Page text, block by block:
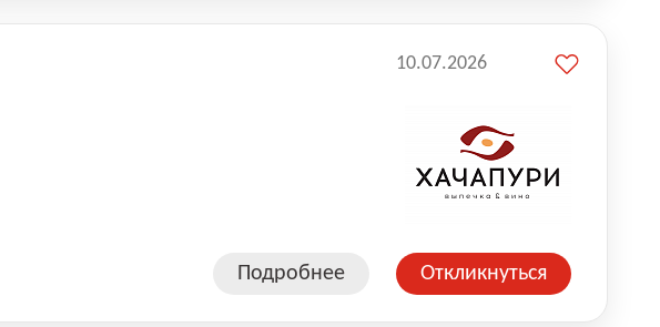
Подробнее
10.07.2026
Откликнуться